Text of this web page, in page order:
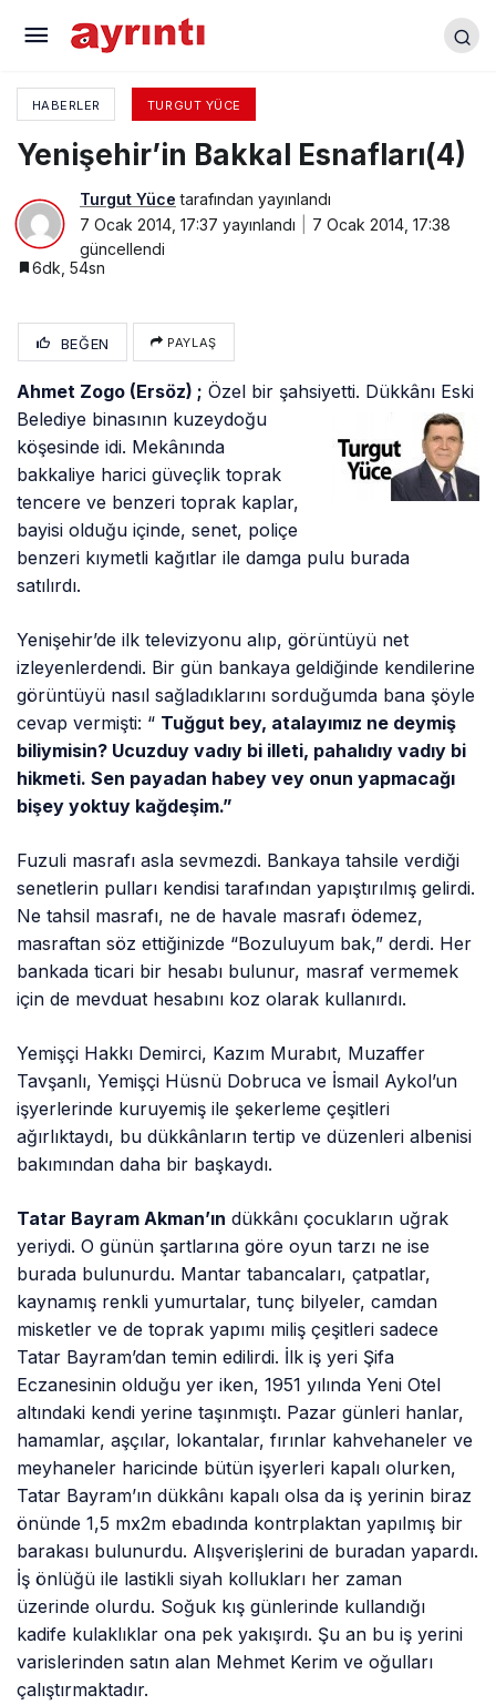
HABERLER TURGUT YÜCE
Yenişehir’in Bakkal Esnafları(4)
Turgut Yüce tarafından yayınlandı
7 Ocak 2014, 17:37 yayınlandı
7 Ocak 2014, 17:38
güncellendi
6dk, 54sn
BEĞEN PAYLAŞ
Ahmet Zogo (Ersöz) ; Özel bir şahsiyetti. Dükkânı Eski
Belediye binasının kuzeydoğu
köşesinde idi. Mekânında
bakkaliye harici güveçlik toprak
tencere ve benzeri toprak kaplar,
bayisi olduğu içinde, senet, poliçe
benzeri kıymetli kağıtlar ile damga pulu burada
satılırdı.
Yenişehir’de ilk televizyonu alıp, görüntüyü net
izleyenlerdendi. Bir gün bankaya geldiğinde kendilerine
görüntüyü nasıl sağladıklarını sorduğumda bana şöyle
cevap vermişti: “ Tuğgut bey, atalayımız ne deymiş
biliymisin? Ucuzduy vadıy bi illeti, pahalıdıy vadıy bi
hikmeti. Sen payadan habey vey onun yapmacağı
bişey yoktuy kağdeşim.”
Fuzuli masrafı asla sevmezdi. Bankaya tahsile verdiği
senetlerin pulları kendisi tarafından yapıştırılmış gelirdi.
Ne tahsil masrafı, ne de havale masrafı ödemez,
masraftan söz ettiğinizde “Bozuluyum bak,” derdi. Her
bankada ticari bir hesabı bulunur, masraf vermemek
için de mevduat hesabını koz olarak kullanırdı.
Yemişçi Hakkı Demirci, Kazım Murabıt, Muzaffer
Tavşanlı, Yemişçi Hüsnü Dobruca ve İsmail Aykol’un
işyerlerinde kuruyemiş ile şekerleme çeşitleri
ağırlıktaydı, bu dükkânların tertip ve düzenleri albenisi
bakımından daha bir başkaydı.
Tatar Bayram Akman’ın dükkânı çocukların uğrak
yeriydi. O günün şartlarına göre oyun tarzı ne ise
burada bulunurdu. Mantar tabancaları, çatpatlar,
kaynamış renkli yumurtalar, tunç bilyeler, camdan
misketler ve de toprak yapımı miliş çeşitleri sadece
Tatar Bayram’dan temin edilirdi. İlk iş yeri Şifa
Eczanesinin olduğu yer iken, 1951 yılında Yeni Otel
altındaki kendi yerine taşınmıştı. Pazar günleri hanlar,
hamamlar, aşçılar, lokantalar, fırınlar kahvehaneler ve
meyhaneler haricinde bütün işyerleri kapalı olurken,
Tatar Bayram’ın dükkânı kapalı olsa da iş yerinin biraz
önünde 1,5 mx2m ebadında kontrplaktan yapılmış bir
barakası bulunurdu. Alışverişlerini de buradan yapardı.
İş önlüğü ile lastikli siyah kollukları her zaman
üzerinde olurdu. Soğuk kış günlerinde kullandığı
kadife kulaklıklar ona pek yakışırdı. Şu an bu iş yerini
varislerinden satın alan Mehmet Kerim ve oğulları
çalıştırmaktadır.
Yenişehir Bakkal Esnafları (3)